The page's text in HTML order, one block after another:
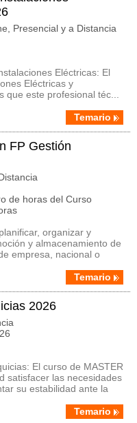
Presencial y a Distancia
Eléctricas: El
Eléctricas y
este profesional téc...
Temario
FP Gestión
de horas del Curso
organizar y
y almacenamiento de
empresa, nacional o
Temario
2026
El curso de MASTER
satisfacer las necesidades
su estabilidad ante la
Temario